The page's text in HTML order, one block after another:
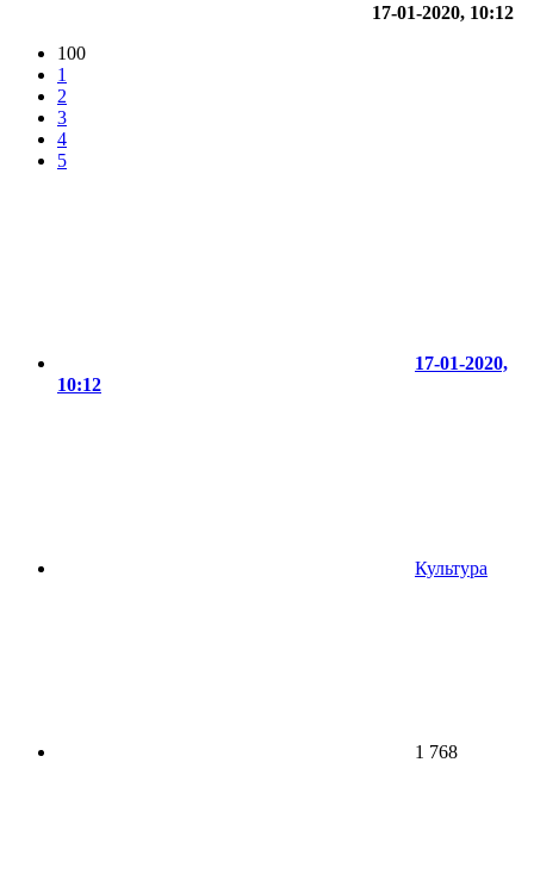
17-01-2020, 10:12
100
1
2
3
4
5
17-01-2020,
10:12
Культура
1 768